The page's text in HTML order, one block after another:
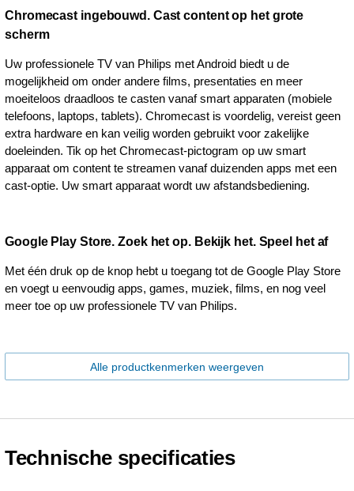
Chromecast ingebouwd. Cast content op het grote
scherm
Uw professionele TV van Philips met Android biedt u de
mogelijkheid om onder andere films, presentaties en meer
moeiteloos draadloos te casten vanaf smart apparaten (mobiele
telefoons, laptops, tablets). Chromecast is voordelig, vereist geen
extra hardware en kan veilig worden gebruikt voor zakelijke
doeleinden. Tik op het Chromecast-pictogram op uw smart
apparaat om content te streamen vanaf duizenden apps met een
cast-optie. Uw smart apparaat wordt uw afstandsbediening.
Google Play Store. Zoek het op. Bekijk het. Speel het af
Met één druk op de knop hebt u toegang tot de Google Play Store
en voegt u eenvoudig apps, games, muziek, films, en nog veel
meer toe op uw professionele TV van Philips.
Alle productkenmerken weergeven
Technische specificaties